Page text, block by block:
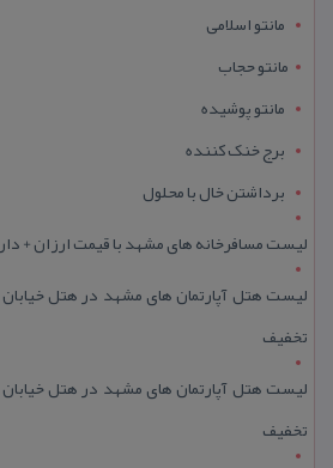
مانتو اسلامی
مانتو حجاب
مانتو پوشیده
برج خنک کننده
برداشتن خال با محلول
لیست مسافرخانه های مشهد با قیمت ارزان + داری
تخفیف
تخفیف